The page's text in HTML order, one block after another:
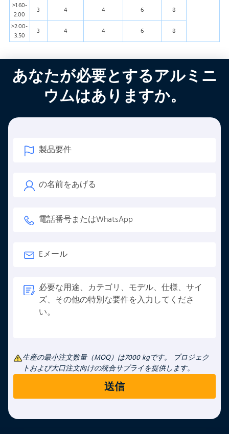
>1.60-
2.00
3 4 4 6
8
>2.00-
3.50
3 4 4 6 8
あなたが必要とするアルミニ
ウムはありますか。
生産の最小注文数量（MOQ）は7000 kgです。 プロジェク
トおよび大口注文向けの統合サプライを提供します。